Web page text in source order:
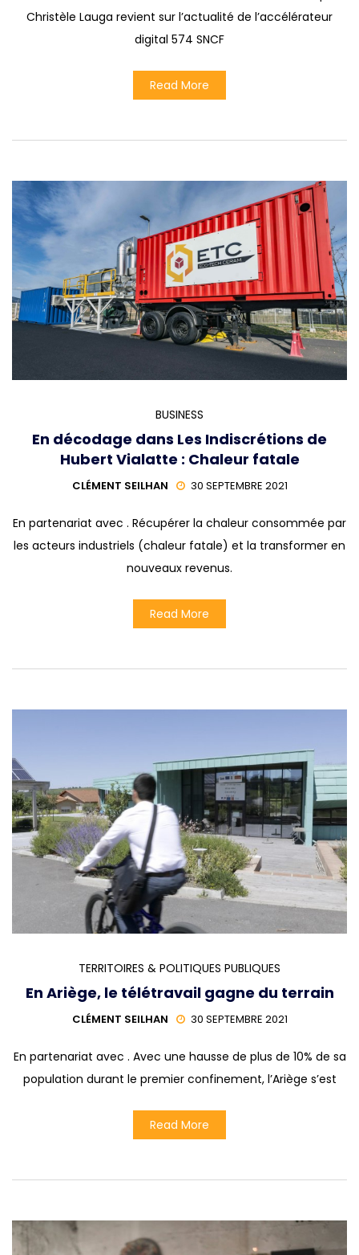
Christèle Lauga revient sur l’actualité de l’accélérateur
digital 574 SNCF
Read More
BUSINESS
En décodage dans Les Indiscrétions de
Hubert Vialatte : Chaleur fatale
CLÉMENT SEILHAN 30 SEPTEMBRE 2021
En partenariat avec . Récupérer la chaleur consommée par
les acteurs industriels (chaleur fatale) et la transformer en
nouveaux revenus.
Read More
TERRITOIRES & POLITIQUES PUBLIQUES
En Ariège, le télétravail gagne du terrain
CLÉMENT SEILHAN 30 SEPTEMBRE 2021
En partenariat avec . Avec une hausse de plus de 10% de sa
population durant le premier confinement, l’Ariège s’est
Read More